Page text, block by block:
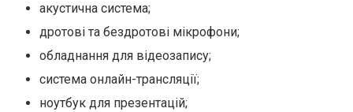
акустична система;
дротові та бездротові мікрофони;
обладнання для відеозапису;
система онлайн-трансляції;
ноутбук для презентацій;